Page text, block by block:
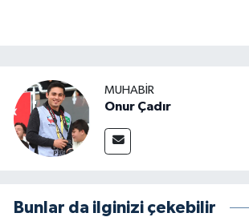
MUHABİR
Onur Çadır
Bunlar da ilginizi çekebilir